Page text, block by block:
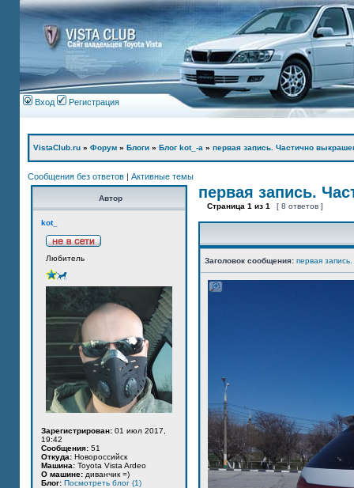
Вход Регистрация
VistaClub.ru » Форум » Блоги » Блог kot_-а » первая запись. Частично
Сообщения без ответов | Активные темы
Автор
kot_
Любитель
Зарегистрирован: 01 июл 2017,
19:42
Сообщения: 51
Откуда: Новороссийск
Машина: Toyota Vista Ardeo
О машине: диванчик =)
Блог: Посмотреть блог (1)
первая запись.
Страница 1 из 1 [ 8 ответов ]
Заголовок сообщения: первая